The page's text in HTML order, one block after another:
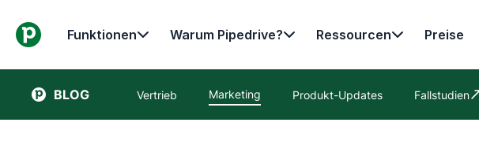
Funktionen Warum Pipedrive? Ressourcen Preise
BLOG Vertrieb Marketing Produkt-Updates Fallstudien
In neuem